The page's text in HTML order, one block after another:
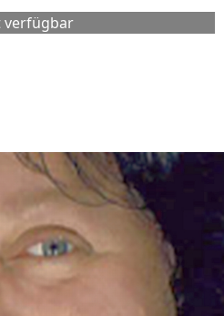
verfügbar